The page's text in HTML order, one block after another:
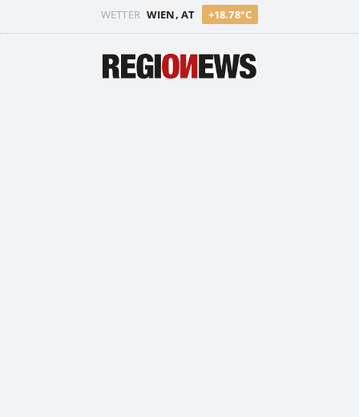
WETTER WIEN, AT +18.78°C